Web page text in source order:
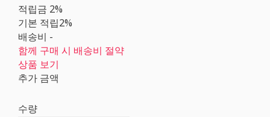
적립금 2%
기본 적립2%
배송비 -
함께 구매 시 배송비 절약
상품 보기
추가 금액
수량